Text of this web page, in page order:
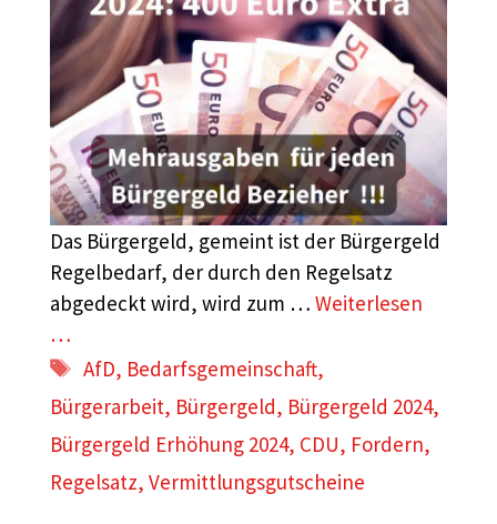
Das Bürgergeld, gemeint ist der Bürgergeld
Regelbedarf, der durch den Regelsatz
abgedeckt wird, wird zum … Weiterlesen
…
Schlagwörter
AfD, Bedarfsgemeinschaft,
Bürgerarbeit, Bürgergeld, Bürgergeld 2024,
Bürgergeld Erhöhung 2024, CDU, Fordern,
Regelsatz, Vermittlungsgutscheine